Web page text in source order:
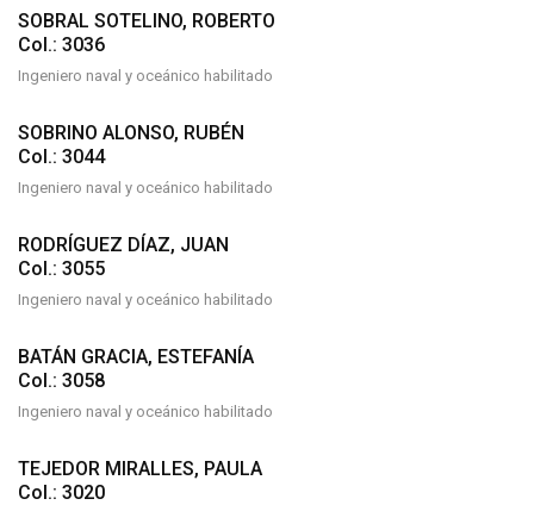
SOBRAL SOTELINO, ROBERTO
Col.: 3036
Ingeniero naval y oceánico habilitado
SOBRINO ALONSO, RUBÉN
Col.: 3044
Ingeniero naval y oceánico habilitado
RODRÍGUEZ DÍAZ, JUAN
Col.: 3055
Ingeniero naval y oceánico habilitado
BATÁN GRACIA, ESTEFANÍA
Col.: 3058
Ingeniero naval y oceánico habilitado
TEJEDOR MIRALLES, PAULA
Col.: 3020